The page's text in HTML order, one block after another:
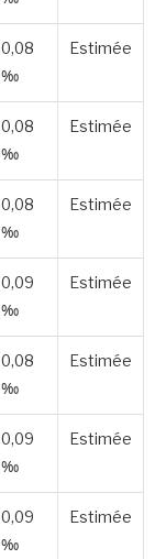
0,08
‰
Estimée
0,08
‰
Estimée
0,08
‰
Estimée
0,09
‰
Estimée
0,08
‰
Estimée
0,09
‰
Estimée
0,09
‰
Estimée